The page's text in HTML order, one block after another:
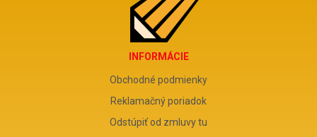
INFORMÁCIE
Obchodné podmienky
Reklamačný poriadok
Odstúpiť od zmluvy tu